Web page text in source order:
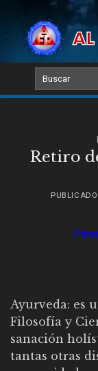
content
Retiro
PUBLICADO
Ayurveda: es
Filosofía y
sanación
tantas otras